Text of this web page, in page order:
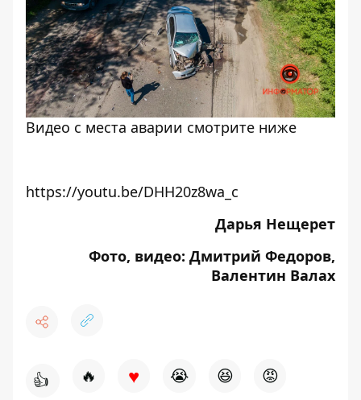
Видео с места аварии смотрите ниже
https://youtu.be/DHH20z8wa_c
Дарья Нещерет
Фото, видео: Дмитрий Федоров,
Валентин Валах
👍 🔥 ♥ 😭 😆 😡